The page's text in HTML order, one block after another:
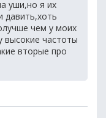
уши,но я их
давить,хоть
чем у моих
высокие частоты
вторые про